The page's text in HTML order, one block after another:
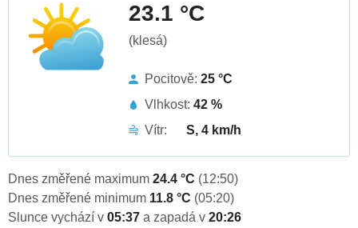
23.1 °C
(klesá)
Pocitově: 25 °C
Vlhkost: 42 %
Vítr:
S, 4 km/h
Dnes změřené maximum 24.4 °C (12:50)
Dnes změřené minimum 11.8 °C (05:20)
Slunce vychází v 05:37 a zapadá v 20:26